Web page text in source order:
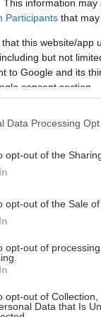
This information
Participants that
that this website/app
but not
to Google and its
consent section.
Data Processing
opt-out of the
opt-out of the Sale
opt-out of
opt-out of
Data that Is
των
αυτές
τροποποιώντας
Χρυσό
της iGEM
συνθετικής